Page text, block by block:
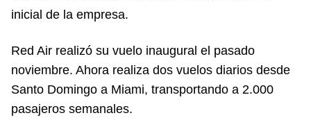
inicial de la empresa.
Red Air realizó su vuelo inaugural el pasado
noviembre. Ahora realiza dos vuelos diarios desde
Santo Domingo a Miami, transportando a 2.000
pasajeros semanales.